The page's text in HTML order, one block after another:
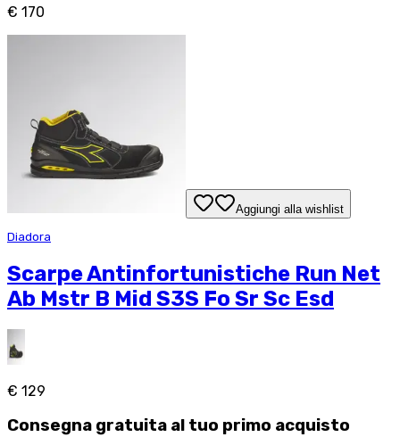
€ 170
Aggiungi alla wishlist
Diadora
Scarpe Antinfortunistiche Run Net
Ab Mstr B Mid S3S Fo Sr Sc Esd
€ 129
Consegna gratuita al tuo primo acquisto